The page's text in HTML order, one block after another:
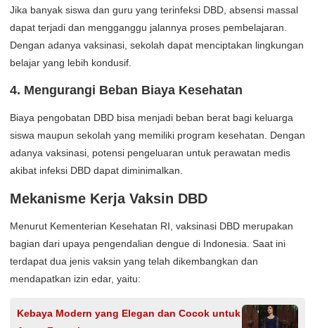
Jika banyak siswa dan guru yang terinfeksi DBD, absensi massal
dapat terjadi dan mengganggu jalannya proses pembelajaran.
Dengan adanya vaksinasi, sekolah dapat menciptakan lingkungan
belajar yang lebih kondusif.
4. Mengurangi Beban Biaya Kesehatan
Biaya pengobatan DBD bisa menjadi beban berat bagi keluarga
siswa maupun sekolah yang memiliki program kesehatan. Dengan
adanya vaksinasi, potensi pengeluaran untuk perawatan medis
akibat infeksi DBD dapat diminimalkan.
Mekanisme Kerja Vaksin DBD
Menurut Kementerian Kesehatan RI, vaksinasi DBD merupakan
bagian dari upaya pengendalian dengue di Indonesia. Saat ini
terdapat dua jenis vaksin yang telah dikembangkan dan
mendapatkan izin edar, yaitu:
Kebaya Modern yang Elegan dan Cocok untuk